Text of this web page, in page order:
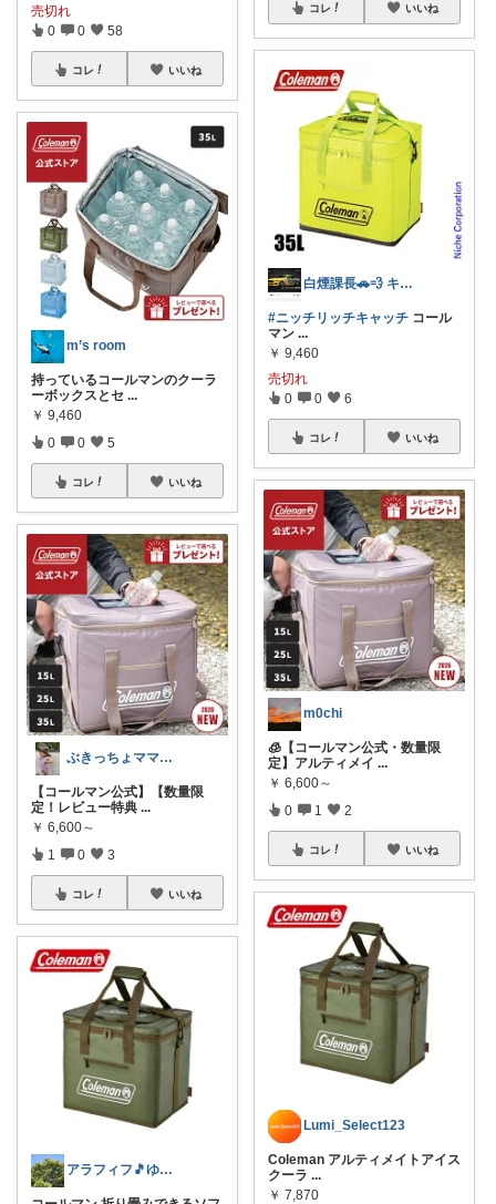
売切れ
0 0 58
コレ いいね
m’s room
持っているコールマンのクーラ
ーボックスとセ ...
￥ 9,460
0 0 5
コレ いいね
ぶきっちょママ⛄️♡スマホ&必需品♡
【コールマン公式】【数量限
定！レビュー特典 ...
￥ 6,600～
1 0 3
コレ いいね
アラフィフ🎵ゆっくりコレしてます
コレ いいね
白煙課長🚗💨 キャンプ特化型⛺🎄
#ニッチリッチキャッチ コール
マン ...
￥ 9,460
売切れ
0 0 6
コレ いいね
m0chi
🧊【コールマン公式・数量限
定】アルティメイ ...
￥ 6,600～
0 1 2
コレ いいね
Lumi_Select123
Coleman アルティメイトアイス
クーラ ...
￥ 7,870